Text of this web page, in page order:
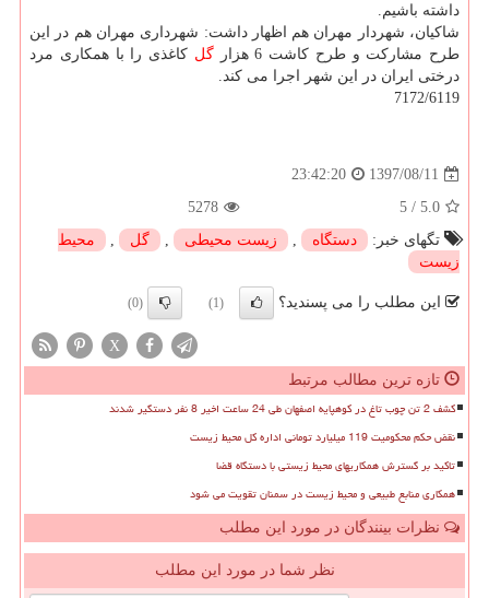
داشته باشیم.
شاكیان، شهردار مهران هم اظهار داشت: شهرداری مهران هم در این
طرح مشاركت و طرح كاشت 6 هزار
گل كاغذی را با همكاری مرد
درختی ایران در این شهر اجرا می كند.
7172/6119
1397/08/11
23:42:20
5.0
/
5
5278
تگهای خبر:
دستگاه , زیست محیطی , گل ,
محیط
زیست
این مطلب را می پسندید؟ (1)
(0)
X
تازه ترین مطالب مرتبط
کشف 2 تن چوب تاغ در کوهپایه اصفهان طی 24 ساعت اخیر 8 نفر دستگیر شدند
نقض حکم محکومیت 119 میلیارد تومانی اداره کل محیط زیست
تاکید بر گسترش همکاریهای محیط زیستی با دستگاه قضا
همکاری منابع طبیعی و محیط زیست در سمنان تقویت می شود
نظرات بینندگان در مورد این مطلب
نظر شما در مورد این مطلب